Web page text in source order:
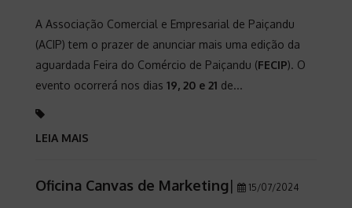
A Associação Comercial e Empresarial de Paiçandu
(ACIP) tem o prazer de anunciar mais uma edição da
aguardada Feira do Comércio de Paiçandu (FECIP). O
evento ocorrerá nos dias 19, 20 e 21 de...
LEIA MAIS
Oficina Canvas de Marketing| 15/07/2024